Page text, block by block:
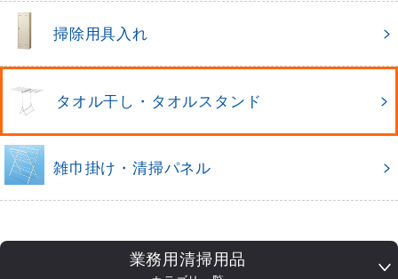
掃除用具入れ
タオル干し・タオルスタンド
雑巾掛け・清掃パネル
業務用清掃用品